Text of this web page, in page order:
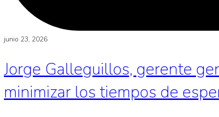
junio 23, 2026
Jorge Galleguillos, gerente
minimizar los tiempos de